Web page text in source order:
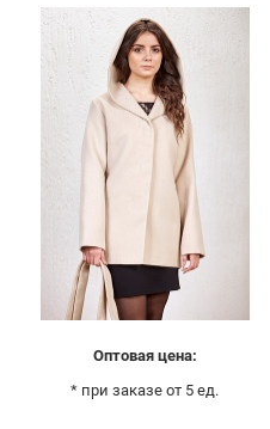
Оптовая цена:
* при заказе от 5 ед.